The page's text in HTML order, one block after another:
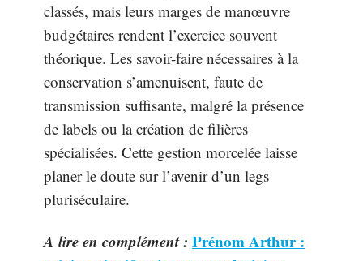
classés, mais leurs marges de manœuvre
budgétaires rendent l’exercice souvent
théorique. Les savoir-faire nécessaires à la
conservation s’amenuisent, faute de
transmission suffisante, malgré la présence
de labels ou la création de filières
spécialisées. Cette gestion morcelée laisse
planer le doute sur l’avenir d’un legs
pluriséculaire.
A lire en complément : Prénom Arthur :